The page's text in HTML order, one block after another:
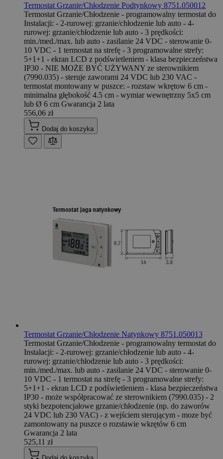
Termostat Grzanie/Chłodzenie Podtynkowy 8751.050012
Termostat Grzanie/Chłodzenie - programowalny termostat do
Instalacji: - 2-rurowej: grzanie/chłodzenie lub auto - 4-
rurowej: grzanie/chłodzenie lub auto - 3 prędkości:
min./med./max. lub auto - zasilanie 24 VDC - sterowanie 0-
10 VDC - 1 termostat na strefę - 3 programowalne strefy:
5+1+1 - ekran LCD z podświetleniem - klasa bezpieczeństwa
IP30 - NIE MOŻE BYĆ UŻYWANY ze sterownikiem
(7990.035) - steruje zaworami 24 VDC lub 230 VAC -
termostat montowany w puszce: - rozstaw wkrętow 6 cm -
minimalna głębokość 4.5 cm - wymiar wewnętrzny 5x5 cm
lub Ø 6 cm Gwarancja 2 lata
556,06 zł
Dodaj do koszyka
Termostat Grzanie/Chłodzenie Natynkowy 8751.050013
Termostat Grzanie/Chłodzenie - programowalny termostat do
Instalacji: - 2-rurowej: grzanie/chłodzenie lub auto - 4-
rurowej: grzanie/chłodzenie lub auto - 3 prędkości:
min./med./max. lub auto - zasilanie 24 VDC - sterowanie 0-
10 VDC - 1 termostat na strefę - 3 programowalne strefy:
5+1+1 - ekran LCD z podświetleniem - klasa bezpieczeństwa
IP30 - może współpracować ze sterownikiem (7990.035) - 2
styki bezpotencjałowe grzanie/chłodzenie (np. do zaworów
24 VDC lub 230 VAC) - z wejściem sterującym - moze być
zamontowany na puszce o rozstawie wkrętów 6 cm
Gwarancja 2 lata
525,11 zł